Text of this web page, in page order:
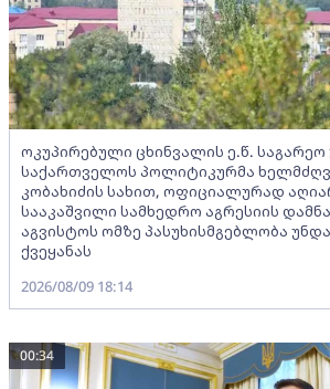
ოკუპირებული ცხინვალის ე.წ. საგარეო
საქართველოს პოლიტიკურმა
კობახიძის სახით, ოფიციალურად
სააკაშვილი სამხედრო აგრესიის
აგვისტოს ომზე პასუხისმგებლობა
ქვეყანას
2026/08/09 18:14
00:34